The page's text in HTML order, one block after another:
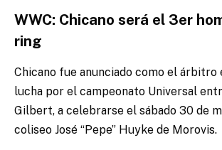
WWC: Chicano será el 3er
ring
Chicano fue anunciado como el árbitro
lucha por el campeonato Universal
Gilbert, a celebrarse el sábado 30 de
coliseo José “Pepe” Huyke de Morovis.